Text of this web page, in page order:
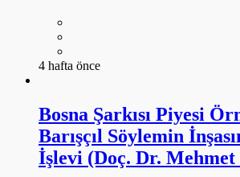
4 hafta önce
Bosna Şarkısı Piyesi
Barışçıl Söylemin
İşlevi (Doç. Dr. Mehmet